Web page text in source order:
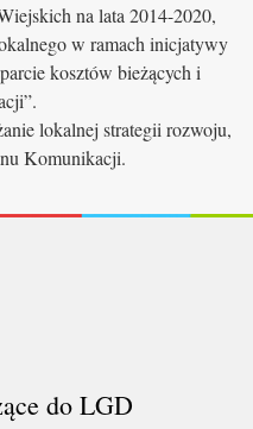
na lata 2014-2020,
w ramach inicjatywy
kosztów bieżących i
lokalnej strategii rozwoju,
Komunikacji.
do LGD